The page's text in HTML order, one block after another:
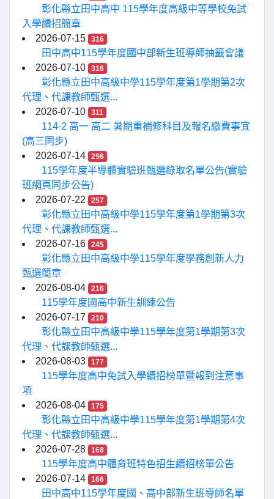
彰化縣立田中高中 115學年度高級中等學校免試
入學續招簡章
2026-07-15
316
田中高中115學年度國中部新生班導師抽籤會議
2026-07-10
316
彰化縣立田中高級中學115學年度第1學期第2次
代理、代課教師甄選...
2026-07-10
311
114-2 高一 高二 暑期重補修科目及報名繳費事宜
(高三同步)
2026-07-14
296
115學年度半導體實驗班甄選錄取名單公告(實驗
班網頁同步公告)
2026-07-22
257
彰化縣立田中高級中學115學年度第1學期第3次
代理、代課教師甄選...
2026-07-16
245
彰化縣立田中高級中學115學年度學務創新人力
甄選簡章
2026-08-04
216
115學年度國高中新生訓練公告
2026-07-17
210
彰化縣立田中高級中學115學年度第1學期第3次
代理、代課教師甄選...
2026-08-03
177
115學年度高中免試入學續招榜單暨報到注意事
項
2026-08-04
175
彰化縣立田中高級中學115學年度第1學期第4次
代理、代課教師甄選...
2026-07-28
168
115學年度高中體育班特色招生續招榜單公告
2026-07-14
166
田中高中115學年度國、高中部新生班導師名單